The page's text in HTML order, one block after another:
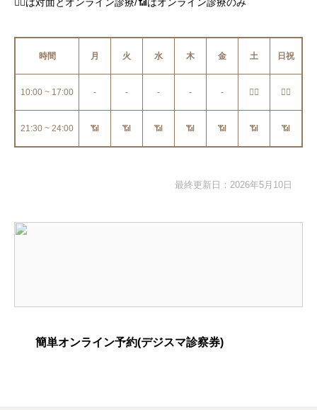
👩‍⚕️は対面とオンライン診療/📶はオンライン診療のみ
時間 月 火 水 木 金 土 日祝
10:00 ~ 17:00 - - - - - 👩‍⚕️ 👩‍⚕️
21:30 ~ 24:00 📶 📶 📶 📶 📶 📶 📶
最終更新日：2026年5月10日
簡単オンライン予約(デジスマ診察券)